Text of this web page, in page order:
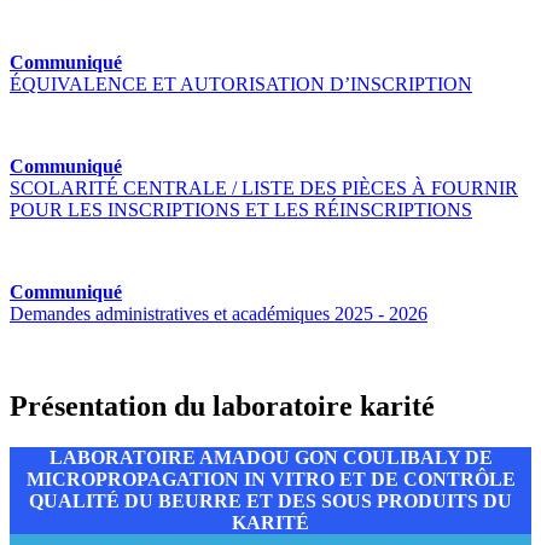
Communiqué
ÉQUIVALENCE ET AUTORISATION D’INSCRIPTION
Communiqué
SCOLARITÉ CENTRALE / LISTE DES PIÈCES À FOURNIR
POUR LES INSCRIPTIONS ET LES RÉINSCRIPTIONS
Communiqué
Demandes administratives et académiques 2025 - 2026
Présentation du laboratoire karité
LABORATOIRE AMADOU GON COULIBALY DE
MICROPROPAGATION IN VITRO ET DE CONTRÔLE
QUALITÉ DU BEURRE ET DES SOUS PRODUITS DU
KARITÉ